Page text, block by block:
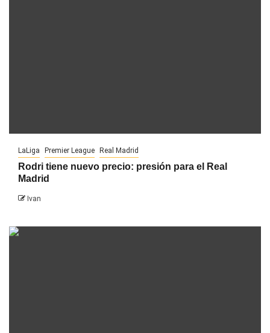
LaLiga Premier League Real Madrid
Rodri tiene nuevo precio: presión para el Real
Madrid
Ivan